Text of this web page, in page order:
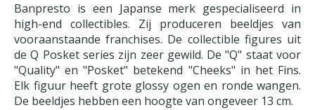
Banpresto is een Japanse merk gespecialiseerd in
high-end collectibles. Zij produceren beeldjes van
vooraanstaande franchises. De collectible figures uit
de Q Posket series zijn zeer gewild. De "Q" staat voor
"Quality" en "Posket" betekend "Cheeks" in het Fins.
Elk figuur heeft grote glossy ogen en ronde wangen.
De beeldjes hebben een hoogte van ongeveer 13 cm.